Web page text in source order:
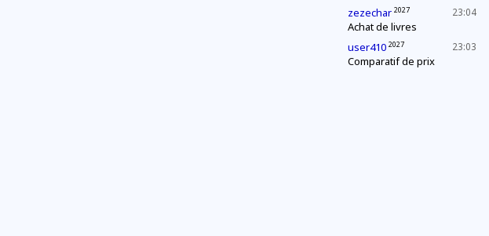
23:04
zezechar 2027
Achat de livres
23:03
user410 2027
Comparatif de prix